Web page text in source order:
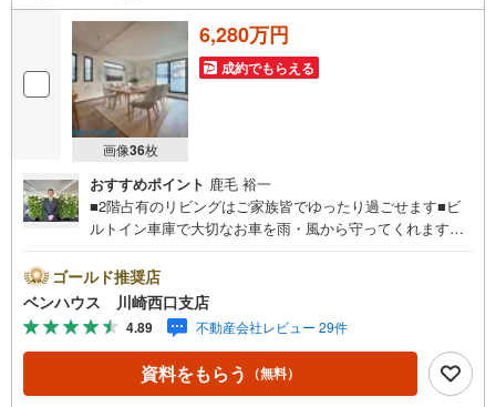
画像36枚
6,280万円
成約でもらえる
おすすめポイント 鹿毛 裕一
■2階占有のリビングはご家族皆でゆったり過ごせます■ビ
ルトイン車庫で大切なお車を雨・風から守ってくれますね■
片付けラクラクの食洗器付き《ご見学いただけます！》営
業時間内（9:30～21:00）は下記電話フォームよりお電話を
していただけるとスムーズにご案内ができます。（水曜定
休）創業1993年、ベンハウスは横浜を知り尽くし、横浜の
不動産のことならどんなことでもご相談相手になれる自信
がございます！お客様に安心していただけるよう、誠心誠
ゴールド推奨店
ベンハウス 川崎西口支店
4.89 不動産会社レビュー 29件
資料をもらう （無料）